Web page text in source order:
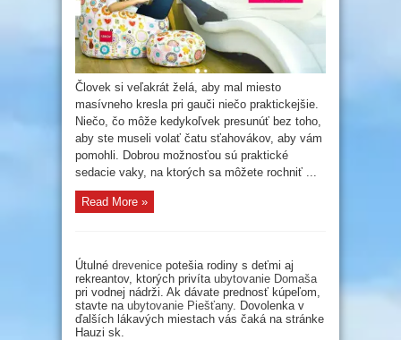
Človek si veľakrát želá, aby mal miesto
masívneho kresla pri gauči niečo praktickejšie.
Niečo, čo môže kedykoľvek presunúť bez toho,
aby ste museli volať čatu sťahovákov, aby vám
pomohli. Dobrou možnosťou sú praktické
sedacie vaky, na ktorých sa môžete rochniť ...
Read More »
Útulné drevenice potešia rodiny s deťmi aj
rekreantov, ktorých privíta ubytovanie Domaša
pri vodnej nádrži. Ak dávate prednosť kúpeľom,
stavte na ubytovanie Piešťany. Dovolenka v
ďalších lákavých miestach vás čaká na stránke
Hauzi sk.